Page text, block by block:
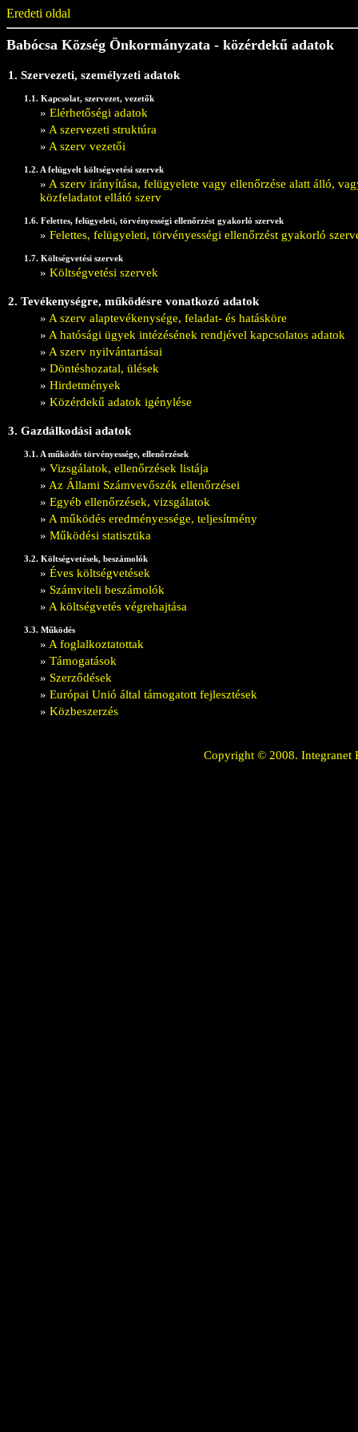
Eredeti oldal
Babócsa Község Önkormányzata - közérdekű adatok
1. Szervezeti, személyzeti adatok
1.1. Kapcsolat, szervezet, vezetők
» Elérhetőségi adatok
» A szervezeti struktúra
» A szerv vezetői
1.2. A felügyelt költségvetési szervek
» A szerv irányítása, felügyelete vagy ellenőrzése alatt álló,
közfeladatot ellátó szerv
1.6. Felettes, felügyeleti, törvényességi ellenőrzést gyakorló szervek
» Felettes, felügyeleti, törvényességi ellenőrzést gyakorló
1.7. Költségvetési szervek
» Költségvetési szervek
2. Tevékenységre, működésre vonatkozó adatok
» A szerv alaptevékenysége, feladat- és hatásköre
» A hatósági ügyek intézésének rendjével kapcsolatos adatok
» A szerv nyilvántartásai
» Döntéshozatal, ülések
» Hirdetmények
» Közérdekű adatok igénylése
3. Gazdálkodási adatok
3.1. A működés törvényessége, ellenőrzések
» Vizsgálatok, ellenőrzések listája
» Az Állami Számvevőszék ellenőrzései
» Egyéb ellenőrzések, vizsgálatok
» A működés eredményessége, teljesítmény
» Működési statisztika
3.2. Költségvetések, beszámolók
» Éves költségvetések
» Számviteli beszámolók
» A költségvetés végrehajtása
3.3. Működés
» A foglalkoztatottak
» Támogatások
» Szerződések
» Európai Unió által támogatott fejlesztések
» Közbeszerzés
Copyright © 2008. Integranet